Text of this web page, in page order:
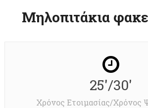
Μηλοπιτάκια
25'/30'
Χρόνος Ετοιμασίας/Χρόνος